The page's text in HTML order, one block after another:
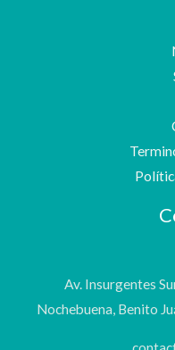
Av. Insurgentes
Nochebuena, Benito